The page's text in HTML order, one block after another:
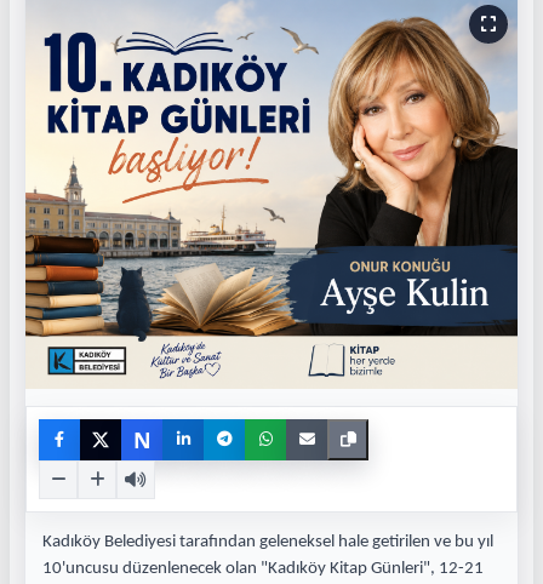
N
Kadıköy Belediyesi tarafından geleneksel hale getirilen ve bu yıl
10'uncusu düzenlenecek olan "Kadıköy Kitap Günleri", 12-21